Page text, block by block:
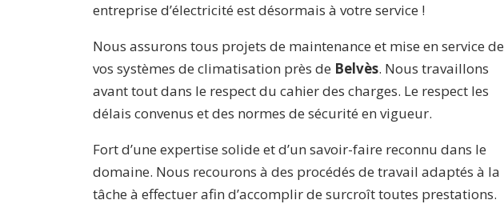
entreprise d’électricité est désormais à votre service !
Nous assurons tous projets de maintenance et mise en service de
vos systèmes de climatisation près de Belvès. Nous travaillons
avant tout dans le respect du cahier des charges. Le respect les
délais convenus et des normes de sécurité en vigueur.
Fort d’une expertise solide et d’un savoir-faire reconnu dans le
domaine. Nous recourons à des procédés de travail adaptés à la
tâche à effectuer afin d’accomplir de surcroît toutes prestations.